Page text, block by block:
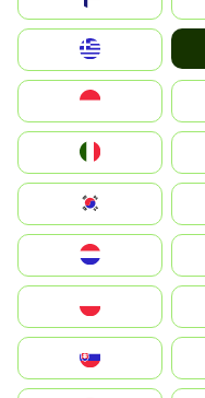
Magyarország
South Korea